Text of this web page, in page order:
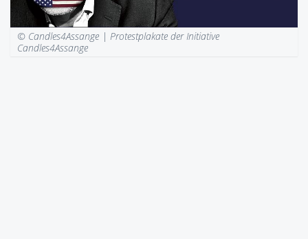
© Candles4Assange |Protestplakate der Initiative
Candles4Assange